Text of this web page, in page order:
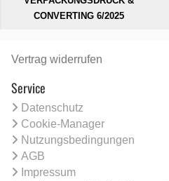
CONVERTING 6/2025
Vertrag widerrufen
Service
Datenschutz
Cookie-Manager
Nutzungsbedingungen
AGB
Impressum